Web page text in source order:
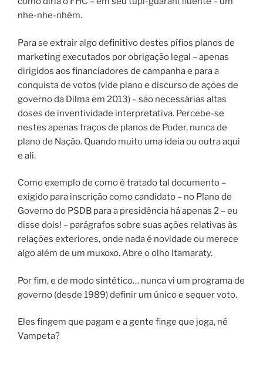
nhe-nhe-nhém.
Para se extrair algo definitivo destes pífios planos de
marketing executados por obrigação legal – apenas
dirigidos aos financiadores de campanha e para a
conquista de votos (vide plano e discurso de ações de
governo da Dilma em 2013) – são necessárias altas
doses de inventividade interpretativa. Percebe-se
nestes apenas traços de planos de Poder, nunca de
plano de Nação. Quando muito uma ideia ou outra aqui
e ali.
Como exemplo de como é tratado tal documento –
exigido para inscrição como candidato – no Plano de
Governo do PSDB para a presidência há apenas 2 – eu
disse dois! – parágrafos sobre suas ações relativas às
relações exteriores, onde nada é novidade ou merece
algo além de um muxoxo. Abre o olho Itamaraty.
Por fim, e de modo sintético… nunca vi um programa de
governo (desde 1989) definir um único e sequer voto.
Eles fingem que pagam e a gente finge que joga, né
Vampeta?